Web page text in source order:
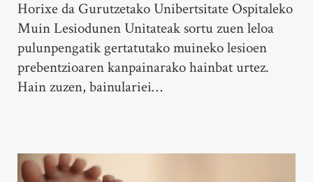
Horixe da Gurutzetako Unibertsitate Ospitaleko
Muin Lesiodunen Unitateak sortu zuen leloa
pulunpengatik gertatutako muineko lesioen
prebentzioaren kanpainarako hainbat urtez.
Hain zuzen, bainulariei…